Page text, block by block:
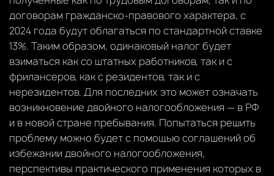
договорам гражданско-правового характера, с
2024 года будут облагаться по стандартной ставке
13%. Таким образом, одинаковый налог будет
взиматься как со штатных работников, так и с
фрилансеров, как с резидентов, так и с
нерезидентов. Для последних это может означать
возникновение двойного налогообложения — в РФ
и в новой стране пребывания. Попытаться решить
проблему можно будет с помощью соглашений об
избежании двойного налогообложения,
перспективы практического применения которых в